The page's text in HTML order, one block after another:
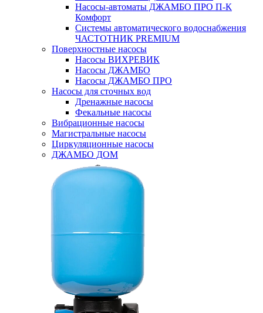
Насосы-автоматы ДЖАМБО ПРО П-К
Комфорт
Системы автоматического водоснабжения
ЧАСТОТНИК PREMIUM
Поверхностные насосы
Насосы ВИХРЕВИК
Насосы ДЖАМБО
Насосы ДЖАМБО ПРО
Насосы для сточных вод
Дренажные насосы
Фекальные насосы
Вибрационные насосы
Магистральные насосы
Циркуляционные насосы
ДЖАМБО ДОМ